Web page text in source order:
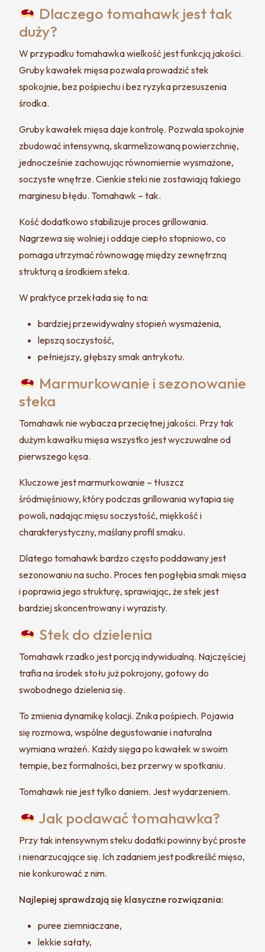
Dlaczego tomahawk jest tak
duży?
W przypadku tomahawka wielkość jest funkcją jakości.
Gruby kawałek mięsa pozwala prowadzić stek
spokojnie, bez pośpiechu i bez ryzyka przesuszenia
środka.
Gruby kawałek mięsa daje kontrolę. Pozwala spokojnie
zbudować intensywną, skarmelizowaną powierzchnię,
jednocześnie zachowując równomiernie wysmażone,
soczyste wnętrze. Cienkie steki nie zostawiają takiego
marginesu błędu. Tomahawk – tak.
Kość dodatkowo stabilizuje proces grillowania.
Nagrzewa się wolniej i oddaje ciepło stopniowo, co
pomaga utrzymać równowagę między zewnętrzną
strukturą a środkiem steka.
W praktyce przekłada się to na:
bardziej przewidywalny stopień wysmażenia,
lepszą soczystość,
pełniejszy, głębszy smak antrykotu.
Marmurkowanie i sezonowanie
steka
Tomahawk nie wybacza przeciętnej jakości. Przy tak
dużym kawałku mięsa wszystko jest wyczuwalne od
pierwszego kęsa.
Kluczowe jest marmurkowanie – tłuszcz
śródmięśniowy, który podczas grillowania wytapia się
powoli, nadając mięsu soczystość, miękkość i
charakterystyczny, maślany profil smaku.
Dlatego tomahawk bardzo często poddawany jest
sezonowaniu na sucho. Proces ten pogłębia smak mięsa
i poprawia jego strukturę, sprawiając, że stek jest
bardziej skoncentrowany i wyrazisty.
Stek do dzielenia
Tomahawk rzadko jest porcją indywidualną. Najczęściej
trafia na środek stołu już pokrojony, gotowy do
swobodnego dzielenia się.
To zmienia dynamikę kolacji. Znika pośpiech. Pojawia
się rozmowa, wspólne degustowanie i naturalna
wymiana wrażeń. Każdy sięga po kawałek w swoim
tempie, bez formalności, bez przerwy w spotkaniu.
Tomahawk nie jest tylko daniem. Jest wydarzeniem.
Jak podawać tomahawka?
Przy tak intensywnym steku dodatki powinny być proste
i nienarzucające się. Ich zadaniem jest podkreślić mięso,
nie konkurować z nim.
Najlepiej sprawdzają się klasyczne rozwiązania:
puree ziemniaczane,
lekkie sałaty,